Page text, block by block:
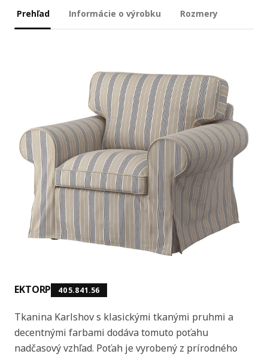
Prehľad Informácie o výrobku Rozmery
EKTORP 405.841.56
Tkanina Karlshov s klasickými tkanými pruhmi a
decentnými farbami dodáva tomuto poťahu
nadčasový vzhľad. Poťah je vyrobený z prírodného